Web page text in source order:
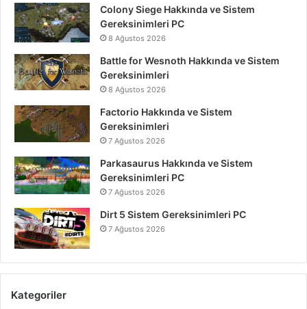
Colony Siege Hakkında ve Sistem
Gereksinimleri PC
8 Ağustos 2026
Battle for Wesnoth Hakkında ve Sistem
Gereksinimleri
8 Ağustos 2026
Factorio Hakkında ve Sistem
Gereksinimleri
7 Ağustos 2026
Parkasaurus Hakkında ve Sistem
Gereksinimleri PC
7 Ağustos 2026
Dirt 5 Sistem Gereksinimleri PC
7 Ağustos 2026
Kategoriler